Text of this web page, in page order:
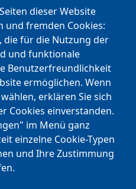
dieser Website
und fremden Cookies:
die für die Nutzung der
und funktionale
Benutzerfreundlichkeit
ermöglichen. Wenn
wählen, erklären Sie sich
Cookies einverstanden.
im Menü ganz
einzelne Cookie-Typen
und Ihre Zustimmung
Trasparente
und Resilienz